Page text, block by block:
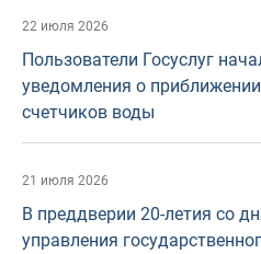
22 июля 2026
Пользователи Госуслуг
уведомления о
счетчиков воды
21 июля 2026
В преддверии 20-летия со
управления